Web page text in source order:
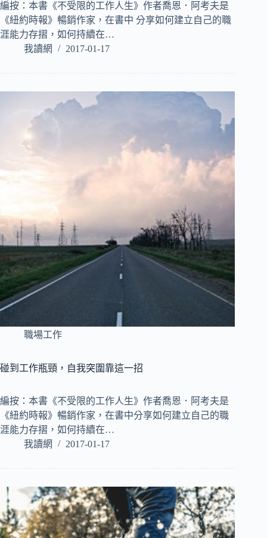
編按：本書《不受限的工作人生》作者喬恩．阿考夫是
《紐約時報》暢銷作家，在書中 分享如何建立自己的職
涯能力存摺，如何持續在…
我讀網
2017-01-17
職場工作
碰到工作瓶頸，自我突圍靠這一招
編按：本書《不受限的工作人生》作者喬恩．阿考夫是
《紐約時報》暢銷作家，在書中分享如何建立自己的職
涯能力存摺，如何持續在…
我讀網
2017-01-17